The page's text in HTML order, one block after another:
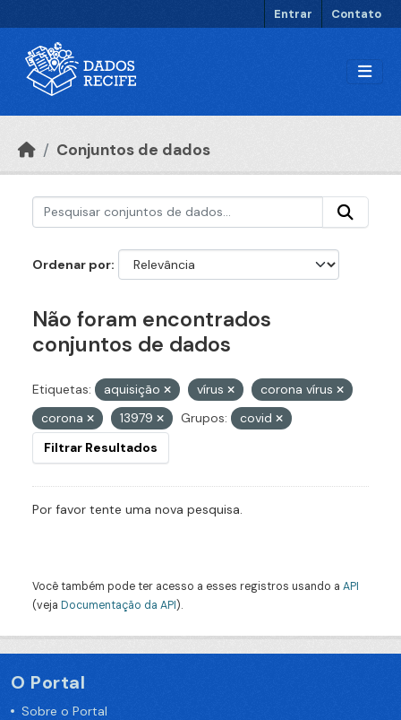
Entrar Contato
Conjuntos de dados
Ordenar por
Não foram encontrados
conjuntos de dados
Etiquetas: aquisição vírus
corona vírus
corona
13979 Grupos:
covid
Filtrar Resultados
Por favor tente uma nova pesquisa.
Você também pode ter acesso a esses registros usando a API
(veja Documentação da API).
O Portal
Sobre o Portal